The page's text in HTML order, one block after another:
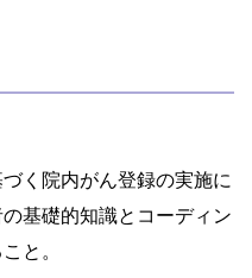
く院内がん登録の実施に
基礎的知識とコーディン
と。